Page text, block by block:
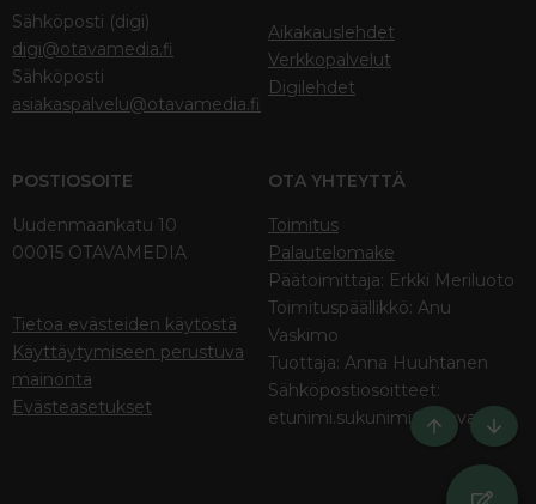
Sähköposti (digi)
digi@otavamedia.fi
Sähköposti
asiakaspalvelu@otavamedia.fi
Aikakauslehdet
Verkkopalvelut
Digilehdet
POSTIOSOITE
Uudenmaankatu 10
00015 OTAVAMEDIA
Tietoa evästeiden käytöstä
Käyttäytymiseen perustuva
mainonta
Evästeasetukset
OTA YHTEYTTÄ
Toimitus
Palautelomake
Päätoimittaja: Erkki Meriluoto
Toimituspäällikkö: Anu
Vaskimo
Tuottaja: Anna Huuhtanen
Sähköpostiosoitteet:
etunimi.sukunimi@otava.fi
Ylös